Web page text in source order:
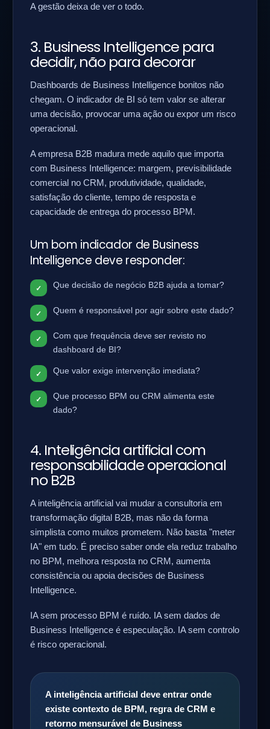
A gestão deixa de ver o todo.
3. Business Intelligence para
decidir, não para decorar
Dashboards de Business Intelligence bonitos não
chegam. O indicador de BI só tem valor se alterar
uma decisão, provocar uma ação ou expor um risco
operacional.
A empresa B2B madura mede aquilo que importa
com Business Intelligence: margem, previsibilidade
comercial no CRM, produtividade, qualidade,
satisfação do cliente, tempo de resposta e
capacidade de entrega do processo BPM.
Um bom indicador de Business
Intelligence deve responder:
Que decisão de negócio B2B ajuda a tomar?
Quem é responsável por agir sobre este dado?
Com que frequência deve ser revisto no
dashboard de BI?
Que valor exige intervenção imediata?
Que processo BPM ou CRM alimenta este
dado?
4. Inteligência artificial com
responsabilidade operacional
no B2B
A inteligência artificial vai mudar a consultoria em
transformação digital B2B, mas não da forma
simplista como muitos prometem. Não basta "meter
IA" em tudo. É preciso saber onde ela reduz trabalho
no BPM, melhora resposta no CRM, aumenta
consistência ou apoia decisões de Business
Intelligence.
IA sem processo BPM é ruído. IA sem dados de
Business Intelligence é especulação. IA sem controlo
é risco operacional.
A inteligência artificial deve entrar onde
existe contexto de BPM, regra de CRM e
retorno mensurável de Business